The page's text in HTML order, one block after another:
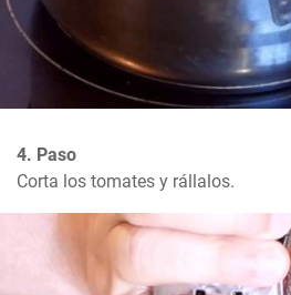
4. Paso
Corta los tomates y rállalos.